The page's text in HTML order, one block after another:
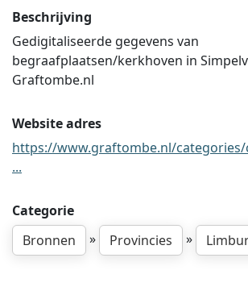
Beschrijving
Gedigitaliseerde gegevens van
begraafplaatsen/kerkhoven in
Graftombe.nl
Website adres
https://www.graftombe.nl/
...
Categorie
Bronnen
» Provincies »